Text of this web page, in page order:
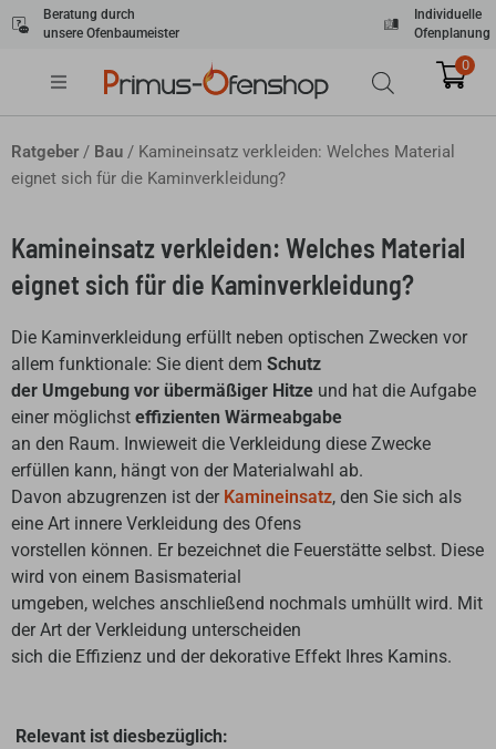
Zum
Inhalt
Beratung durch
unsere Ofenbaumeister
Individuelle
Ofenplanung
0
Ratgeber / Bau / Kamineinsatz verkleiden: Welches Material
eignet sich für die Kaminverkleidung?
Kamineinsatz verkleiden: Welches Material
eignet sich für die Kaminverkleidung?
Die Kaminverkleidung erfüllt neben optischen Zwecken vor
allem funktionale: Sie dient dem Schutz
der Umgebung vor übermäßiger Hitze und hat die Aufgabe
einer möglichst effizienten Wärmeabgabe
an den Raum. Inwieweit die Verkleidung diese Zwecke
erfüllen kann, hängt von der Materialwahl ab.
Davon abzugrenzen ist der Kamineinsatz, den Sie sich als
eine Art innere Verkleidung des Ofens
vorstellen können. Er bezeichnet die Feuerstätte selbst. Diese
wird von einem Basismaterial
umgeben, welches anschließend nochmals umhüllt wird. Mit
der Art der Verkleidung unterscheiden
sich die Effizienz und der dekorative Effekt Ihres Kamins.
Relevant ist diesbezüglich: